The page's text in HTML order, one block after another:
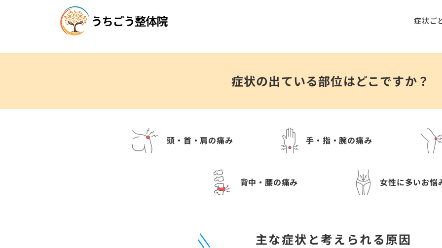
症状ご
症状の出ている部位はどこですか？
頭・首・肩の痛み 手・指・腕の痛み
背中・腰の痛み 女性に多いお悩
主な症状と考えられる原因